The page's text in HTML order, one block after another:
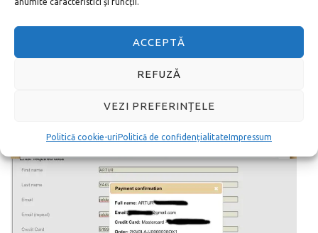
ACCEPTĂ
REFUZĂ
VEZI PREFERINȚELE
Politică cookie-uriPolitică de confidențialitateImpressum